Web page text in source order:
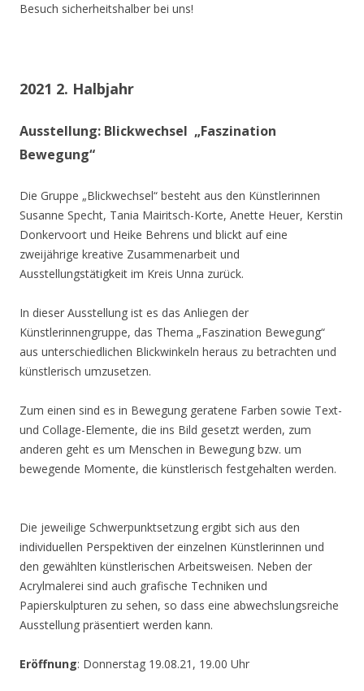
Besuch sicherheitshalber bei uns!
2021 2. Halbjahr
Ausstellung: Blickwechsel „Faszination
Bewegung“
Die Gruppe „Blickwechsel“ besteht aus den Künstlerinnen
Susanne Specht, Tania Mairitsch-Korte, Anette Heuer, Kerstin
Donkervoort und Heike Behrens und blickt auf eine
zweijährige kreative Zusammenarbeit und
Ausstellungstätigkeit im Kreis Unna zurück.
In dieser Ausstellung ist es das Anliegen der
Künstlerinnengruppe, das Thema „Faszination Bewegung“
aus unterschiedlichen Blickwinkeln heraus zu betrachten und
künstlerisch umzusetzen.
Zum einen sind es in Bewegung geratene Farben sowie Text-
und Collage-Elemente, die ins Bild gesetzt werden, zum
anderen geht es um Menschen in Bewegung bzw. um
bewegende Momente, die künstlerisch festgehalten werden.
Die jeweilige Schwerpunktsetzung ergibt sich aus den
individuellen Perspektiven der einzelnen Künstlerinnen und
den gewählten künstlerischen Arbeitsweisen. Neben der
Acrylmalerei sind auch grafische Techniken und
Papierskulpturen zu sehen, so dass eine abwechslungsreiche
Ausstellung präsentiert werden kann.
Eröffnung: Donnerstag 19.08.21, 19.00 Uhr